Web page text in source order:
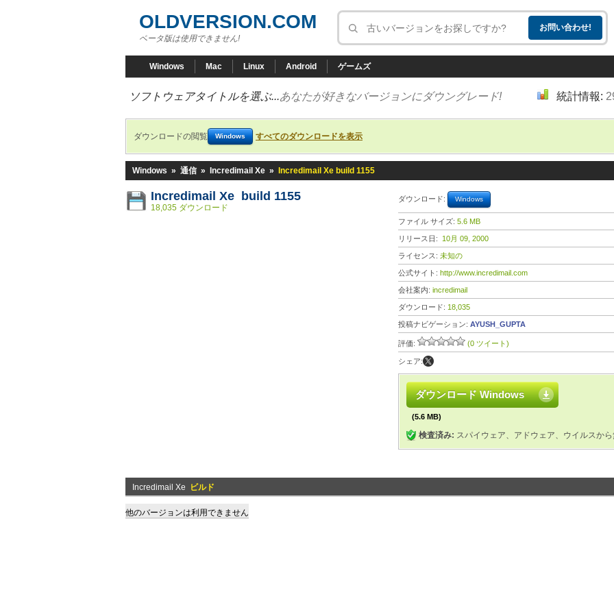
OLDVERSION.COM
ベータ版は使用できません!
Windows Mac Linux Android ゲームズ
ソフトウェアタイトルを選ぶ...あなたが好きなバージョンにダウングレード! 統計情報:
ダウンロードの閲覧 Windows すべてのダウンロードを表示
Windows » 通信 » Incredimail Xe » Incredimail Xe build 1155
Incredimail Xe build 1155
18,035 ダウンロード
ダウンロード: Windows
ファイル サイズ: 5.6 MB
リリース日: 10月 09, 2000
ライセンス: 未知の
公式サイト: http://www.incredimail.com
会社案内: incredimail
ダウンロード: 18,035
投稿ナビゲーション: AYUSH_GUPTA
評価: (0 ツイート)
シェア:
ダウンロード Windows
(5.6 MB)
検査済み: スパイウェア、アドウェア、ウイルスか
Incredimail Xe ビルド
他のバージョンは利用できません